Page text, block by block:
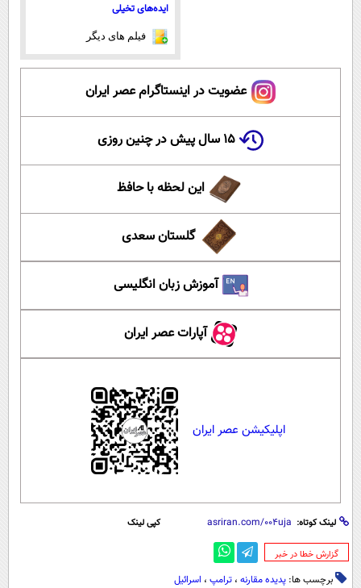
ایده‌های تخیلی
فیلم های دیگر
عضویت در اینستاگرام عصر ایران
۱۵ سال پیش در چنین روزی
این لحظه با حافظ
گلستان سعدی
آموزش زبان انگلیسی
آپارات عصر ایران
اپلیکیشن عصر ایران
لینک کوتاه: کپی لینک
‌گزارش خطا در خبر
برچسب ها: پدیده مقارنه ، ترامپ ، اسرائیل